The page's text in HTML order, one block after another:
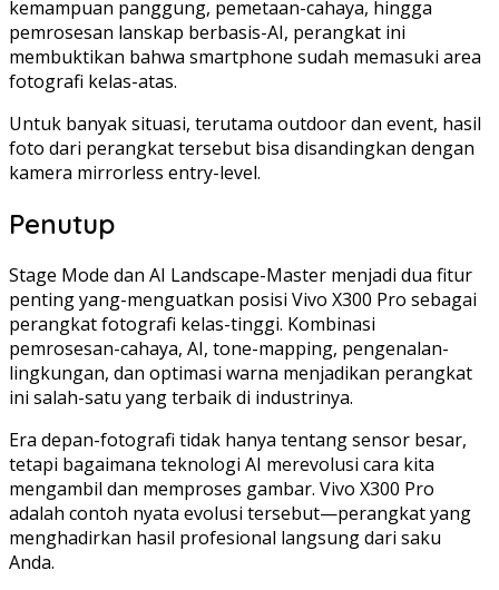
kemampuan panggung, pemetaan-cahaya, hingga
pemrosesan lanskap berbasis-AI, perangkat ini
membuktikan bahwa smartphone sudah memasuki area
fotografi kelas-atas.
Untuk banyak situasi, terutama outdoor dan event, hasil
foto dari perangkat tersebut bisa disandingkan dengan
kamera mirrorless entry-level.
Penutup
Stage Mode dan AI Landscape-Master menjadi dua fitur
penting yang-menguatkan posisi Vivo X300 Pro sebagai
perangkat fotografi kelas-tinggi. Kombinasi
pemrosesan-cahaya, AI, tone-mapping, pengenalan-
lingkungan, dan optimasi warna menjadikan perangkat
ini salah-satu yang terbaik di industrinya.
Era depan-fotografi tidak hanya tentang sensor besar,
tetapi bagaimana teknologi AI merevolusi cara kita
mengambil dan memproses gambar. Vivo X300 Pro
adalah contoh nyata evolusi tersebut—perangkat yang
menghadirkan hasil profesional langsung dari saku
Anda.